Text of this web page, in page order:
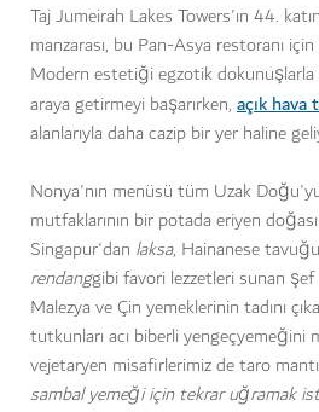
Taj Jumeirah Lakes Towers'ın 44.
manzarası, bu Pan-Asya restoranı için
Modern estetiği egzotik
araya getirmeyi başarırken, açık hava
alanlarıyla daha cazip bir yer haline
Nonya'nın menüsü tüm Uzak
mutfaklarının bir potada eriyen
Singapur'dan laksa, Hainanese
rendanggibi favori lezzetleri sunan
Malezya ve Çin yemeklerinin tadını
tutkunları acı biberli yengeçyemeğini
vejetaryen misafirlerimiz de taro
sambal yemeği için tekrar uğramak